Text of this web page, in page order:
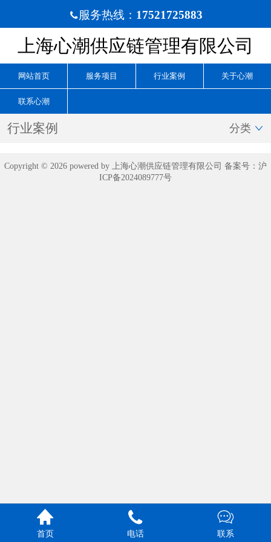
服务热线： 17521725883
上海心潮供应链管理有限公司
网站首页 服务项目 行业案例 关于心潮
联系心潮
行业案例 分类 
Copyright © 2026 powered by 上海心潮供应链管理有限公司 备案号： 沪
ICP备2024089777号

首页

电话

联系